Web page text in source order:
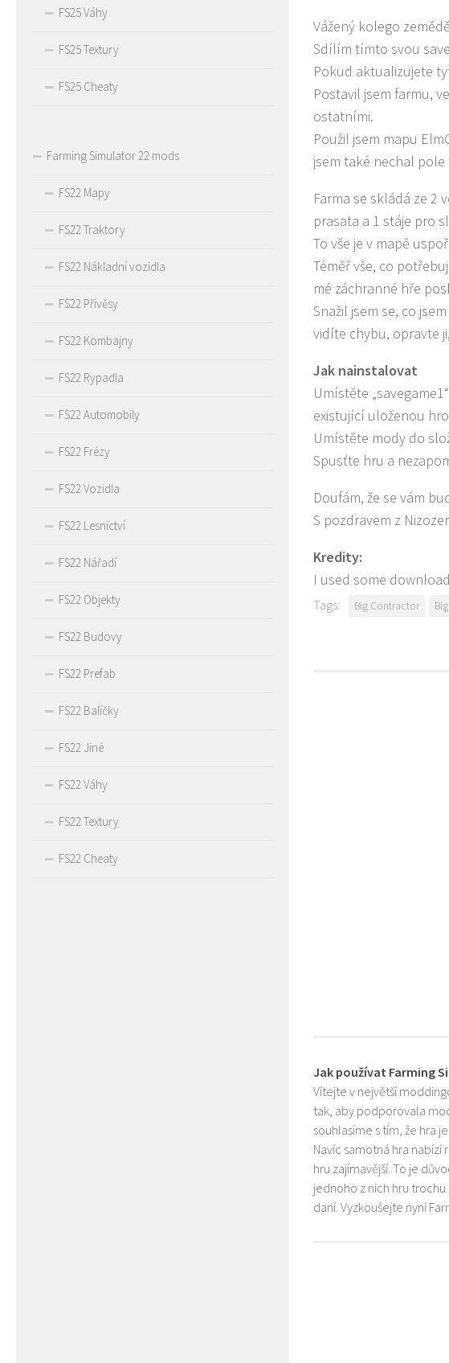
Vážený kolego
Sdílím tímto svou
Pokud aktualizujete
Postavil jsem farmu,
ostatními.
Použil jsem mapu
jsem také nechal
Farma se skládá ze 2
prasata a 1 stáje pro
To vše je v mapě
Téměř vše, co
mé záchranné hře
Snažil jsem se, co
vidíte chybu, opravte
Jak nainstalovat
Umístěte
existující uloženou
Umístěte mody do
Spusťte hru a
Doufám, že se vám
S pozdravem z
Kredity:
I used some
Tags: Big Contractor
Jak používat Farming
Vítejte v největší
tak, aby podporovala
souhlasíme s tím, že hra
Navíc samotná hra
hru zajímavější. To je
jednoho z nich hru
daní. Vyzkoušejte nyní
FS25 Váhy
FS25 Textury
FS25 Cheaty
Farming Simulator 22 mods
FS22 Mapy
FS22 Traktory
FS22 Nákladní vozidla
FS22 Přívěsy
FS22 Kombajny
FS22 Rypadla
FS22 Automobily
FS22 Frézy
FS22 Vozidla
FS22 Lesnictví
FS22 Nářadí
FS22 Objekty
FS22 Budovy
FS22 Prefab
FS22 Balíčky
FS22 Jiné
FS22 Váhy
FS22 Textury
FS22 Cheaty